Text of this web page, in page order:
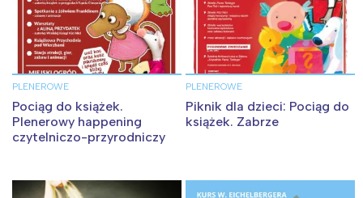
PLENEROWE
Pociąg do książek.
Plenerowy happening
czytelniczo-przyrodniczy
PLENEROWE
Piknik dla dzieci: Pociąg do
książek. Zabrze
Interesują mnie wydarzenia z